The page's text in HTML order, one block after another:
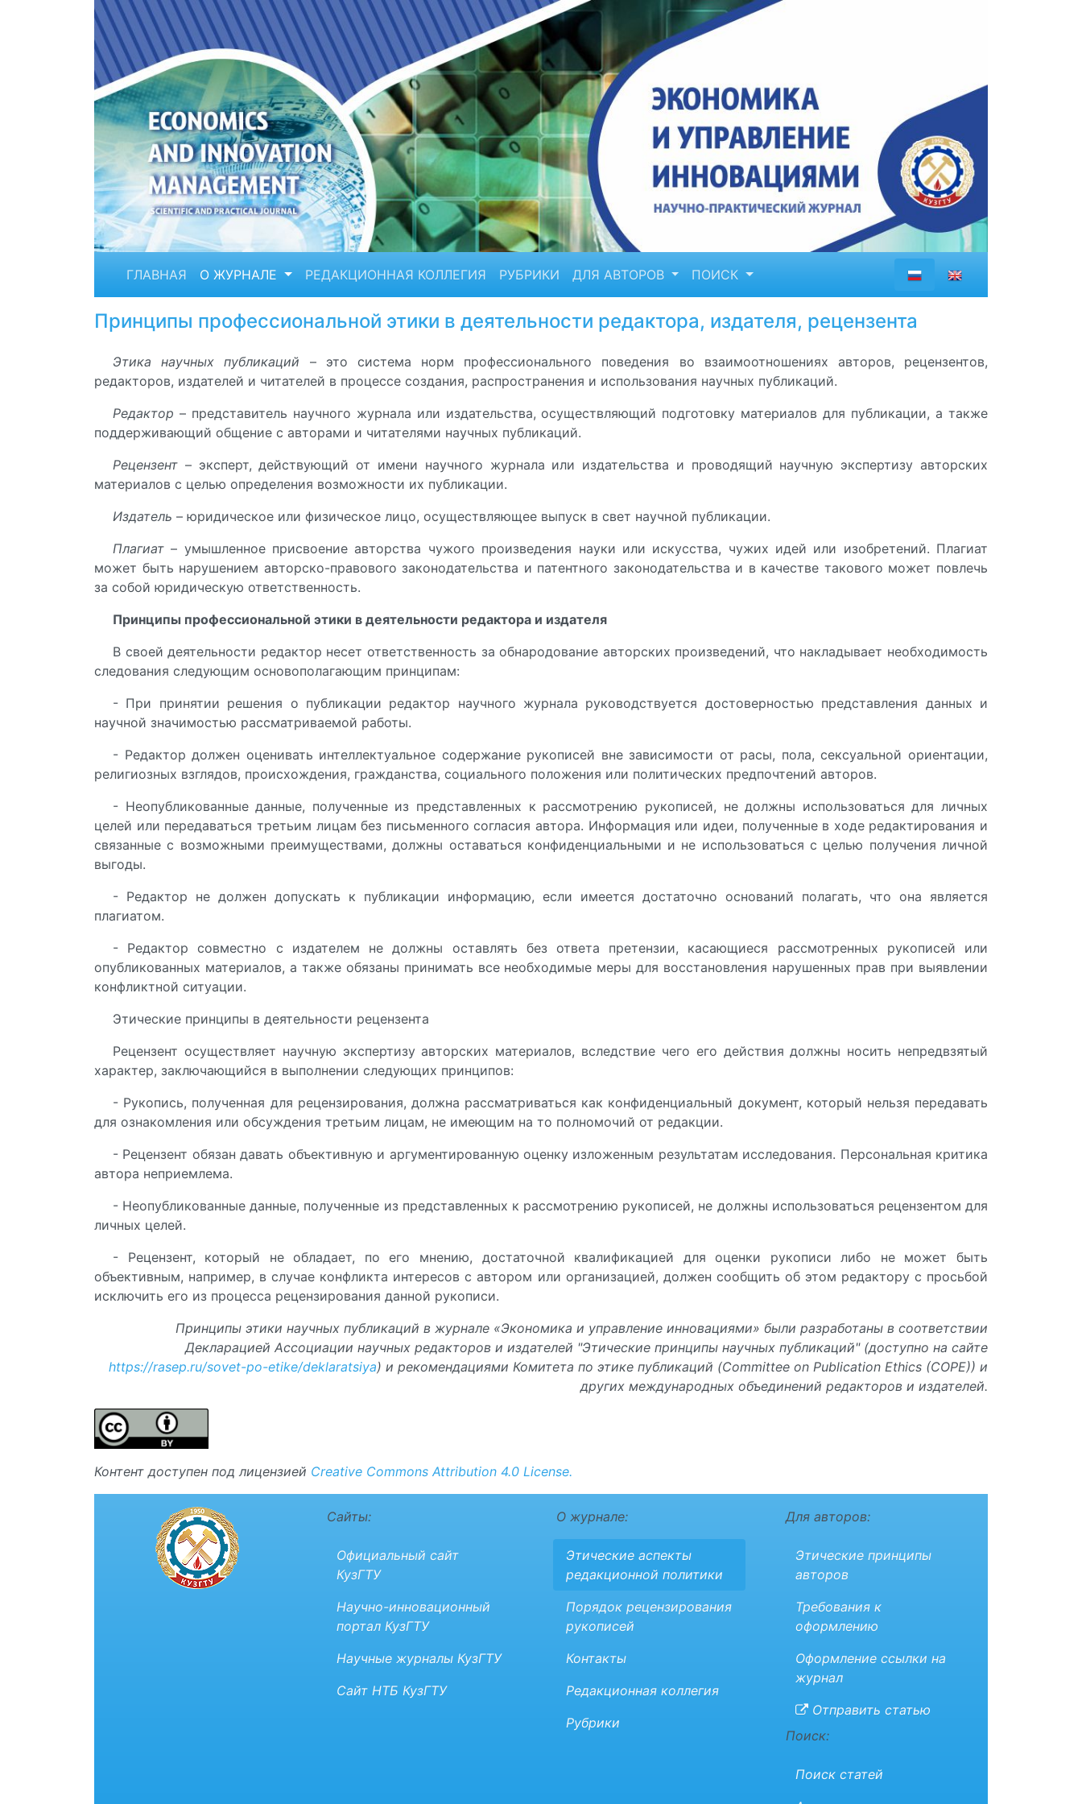
ГЛАВНАЯ О ЖУРНАЛЕ РЕДАКЦИОННАЯ КОЛЛЕГИЯ РУБРИКИ ДЛЯ АВТОРОВ ПОИСК
Принципы профессиональной этики в деятельности редактора, издателя, рецензента
Этика научных публикаций – это система норм профессионального поведения во взаимоотношениях авторов, рецензентов,
редакторов, издателей и читателей в процессе создания, распространения и использования научных публикаций.
Редактор – представитель научного журнала или издательства, осуществляющий подготовку материалов для публикации, а также
поддерживающий общение с авторами и читателями научных публикаций.
Рецензент – эксперт, действующий от имени научного журнала или издательства и проводящий научную экспертизу авторских
материалов с целью определения возможности их публикации.
Издатель – юридическое или физическое лицо, осуществляющее выпуск в свет научной публикации.
Плагиат – умышленное присвоение авторства чужого произведения науки или искусства, чужих идей или изобретений. Плагиат
может быть нарушением авторско-правового законодательства и патентного законодательства и в качестве такового может повлечь
за собой юридическую ответственность.
Принципы профессиональной этики в деятельности редактора и издателя
В своей деятельности редактор несет ответственность за обнародование авторских произведений, что накладывает необходимость
следования следующим основополагающим принципам:
- При принятии решения о публикации редактор научного журнала руководствуется достоверностью представления данных и
научной значимостью рассматриваемой работы.
- Редактор должен оценивать интеллектуальное содержание рукописей вне зависимости от расы, пола, сексуальной ориентации,
религиозных взглядов, происхождения, гражданства, социального положения или политических предпочтений авторов.
- Неопубликованные данные, полученные из представленных к рассмотрению рукописей, не должны использоваться для личных
целей или передаваться третьим лицам без письменного согласия автора. Информация или идеи, полученные в ходе редактирования и
связанные с возможными преимуществами, должны оставаться конфиденциальными и не использоваться с целью получения личной
выгоды.
- Редактор не должен допускать к публикации информацию, если имеется достаточно оснований полагать, что она является
плагиатом.
- Редактор совместно с издателем не должны оставлять без ответа претензии, касающиеся рассмотренных рукописей или
опубликованных материалов, а также обязаны принимать все необходимые меры для восстановления нарушенных прав при выявлении
конфликтной ситуации.
Этические принципы в деятельности рецензента
Рецензент осуществляет научную экспертизу авторских материалов, вследствие чего его действия должны носить непредвзятый
характер, заключающийся в выполнении следующих принципов:
- Рукопись, полученная для рецензирования, должна рассматриваться как конфиденциальный документ, который нельзя передавать
для ознакомления или обсуждения третьим лицам, не имеющим на то полномочий от редакции.
- Рецензент обязан давать объективную и аргументированную оценку изложенным результатам исследования. Персональная критика
автора неприемлема.
- Неопубликованные данные, полученные из представленных к рассмотрению рукописей, не должны использоваться рецензентом для
личных целей.
- Рецензент, который не обладает, по его мнению, достаточной квалификацией для оценки рукописи либо не может быть
объективным, например, в случае конфликта интересов с автором или организацией, должен сообщить об этом редактору с просьбой
исключить его из процесса рецензирования данной рукописи.
Принципы этики научных публикаций в журнале «Экономика и управление инновациями» были разработаны в соответствии
Декларацией Ассоциации научных редакторов и издателей "Этические принципы научных публикаций" (доступно на сайте
https://rasep.ru/sovet-po-etike/deklaratsiya) и рекомендациями Комитета по этике публикаций (Committee on Publication Ethics (COPE)) и
других международных объединений редакторов и издателей.
Контент доступен под лицензией Creative Commons Attribution 4.0 License.
Сайты:
Официальный сайт
КузГТУ
Научно-инновационный
портал КузГТУ
Научные журналы КузГТУ
Сайт НТБ КузГТУ
О журнале:
Этические аспекты
редакционной политики
Порядок рецензирования
рукописей
Контакты
Редакционная коллегия
Рубрики
Для авторов:
Этические принципы
авторов
Требования к
оформлению
Оформление ссылки на
журнал
Отправить статью
Поиск:
Поиск статей